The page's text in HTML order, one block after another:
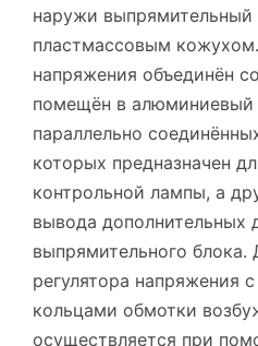
наружи выпрямительный
пластмассовым кожухом.
напряжения объединён
помещён в
параллельно
которых предназначен
контрольной лампы, а
вывода дополнительных
выпрямительного блока.
регулятора напряжения
кольцами обмотки
осуществляется при